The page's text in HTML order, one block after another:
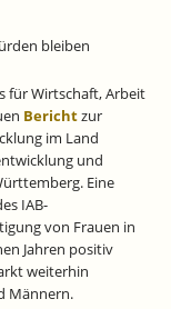
bleiben
für Wirtschaft, Arbeit
Berichtzur
im Land
und
Eine
IAB-
von Frauen in
Jahren positiv
weiterhin
Männern.